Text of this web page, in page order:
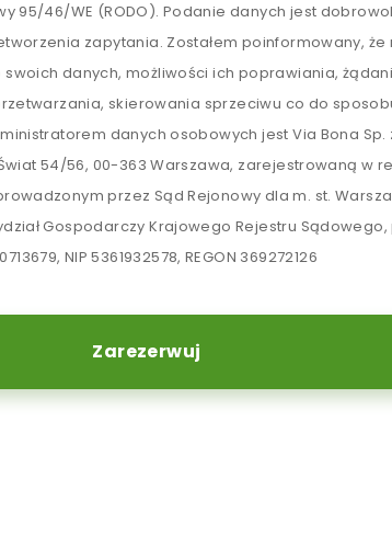
95/46/WE (RODO). Podanie danych jest
zapytania. Zostałem poinformowany, że
danych, możliwości ich poprawiania,
skierowania sprzeciwu co do
danych osobowych jest Via Bona Sp.
54/56, 00-363 Warszawa, zarejestrowaną w
przez Sąd Rejonowy dla m. st.
Gospodarczy Krajowego Rejestru
NIP 5361932578, REGON 369272126
Zarezerwuj